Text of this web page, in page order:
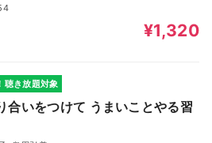
¥1,320
聴き放題対象
合いをつけて うまいことやる習